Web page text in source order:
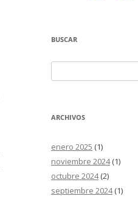
BUSCAR
ARCHIVOS
enero 2025 (1)
noviembre 2024(1)
octubre 2024(2)
septiembre 2024(1)